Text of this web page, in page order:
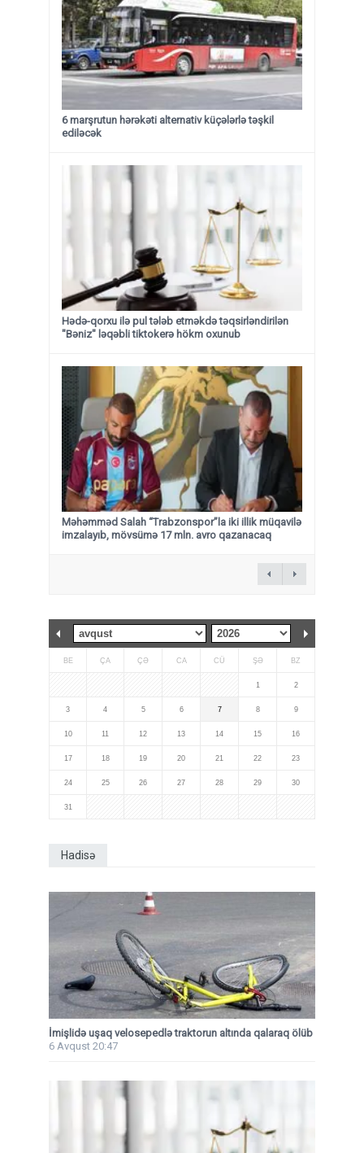
6 marşrutun hərəkəti alternativ küçələrlə təşkil
ediləcək
Hədə-qorxu ilə pul tələb etməkdə təqsirləndirilən
"Bəniz" ləqəbli tiktokerə hökm oxunub
Məhəmməd Salah “Trabzonspor”la iki illik müqavilə
imzalayıb, mövsümə 17 mln. avro qazanacaq
BE ÇA ÇƏ CA CÜ ŞƏ BZ
1 2
3 4 5 6 7 8 9
10 11 12 13 14 15 16
17 18 19 20 21 22 23
24 25 26 27 28 29 30
31
Hadisə
İmişlidə uşaq velosepedlə traktorun altında qalaraq ölüb
6 Avqust 20:47